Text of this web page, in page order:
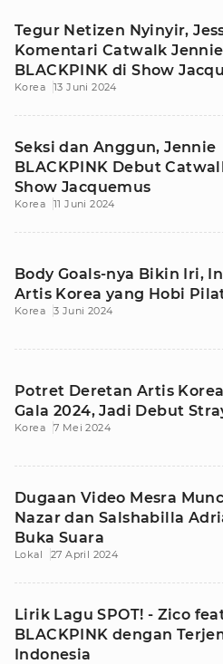
Tegur Netizen Nyinyir,
Komentari Catwalk Jennie
BLACKPINK di Show
Korea 13 Juni 2024
Seksi dan Anggun, Jennie
BLACKPINK Debut
Show Jacquemus
Korea 11 Juni 2024
Body Goals-nya Bikin Iri,
Artis Korea yang Hobi
Korea 3 Juni 2024
Potret Deretan Artis
Gala 2024, Jadi Debut
Korea 7 Mei 2024
Dugaan Video Mesra
Nazar dan Salshabilla
Buka Suara
Lokal 27 April 2024
Lirik Lagu SPOT! - Zico
BLACKPINK dengan
Indonesia